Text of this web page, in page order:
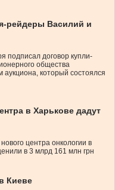
рейдеры Василий и
подписал договор купли-
общества
аукциона, который состоялся
в Харькове дадут
центра онкологии в
в 3 млрд 161 млн грн
Киеве